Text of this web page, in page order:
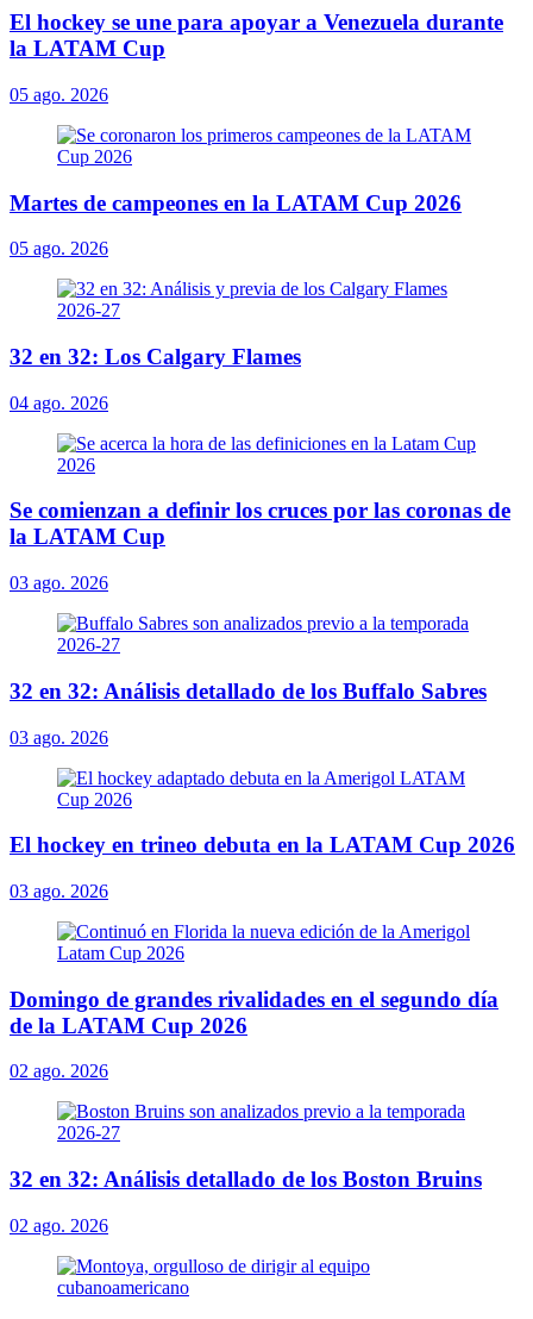
El hockey se une para apoyar a Venezuela durante
la LATAM Cup
05 ago. 2026
Martes de campeones en la LATAM Cup 2026
05 ago. 2026
32 en 32: Los Calgary Flames
04 ago. 2026
Se comienzan a definir los cruces por las coronas de
la LATAM Cup
03 ago. 2026
32 en 32: Análisis detallado de los Buffalo Sabres
03 ago. 2026
El hockey en trineo debuta en la LATAM Cup 2026
03 ago. 2026
Domingo de grandes rivalidades en el segundo día
de la LATAM Cup 2026
02 ago. 2026
32 en 32: Análisis detallado de los Boston Bruins
02 ago. 2026